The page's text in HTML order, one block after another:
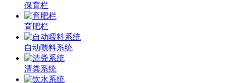
保育栏
育肥栏
自动喂料系统
清粪系统